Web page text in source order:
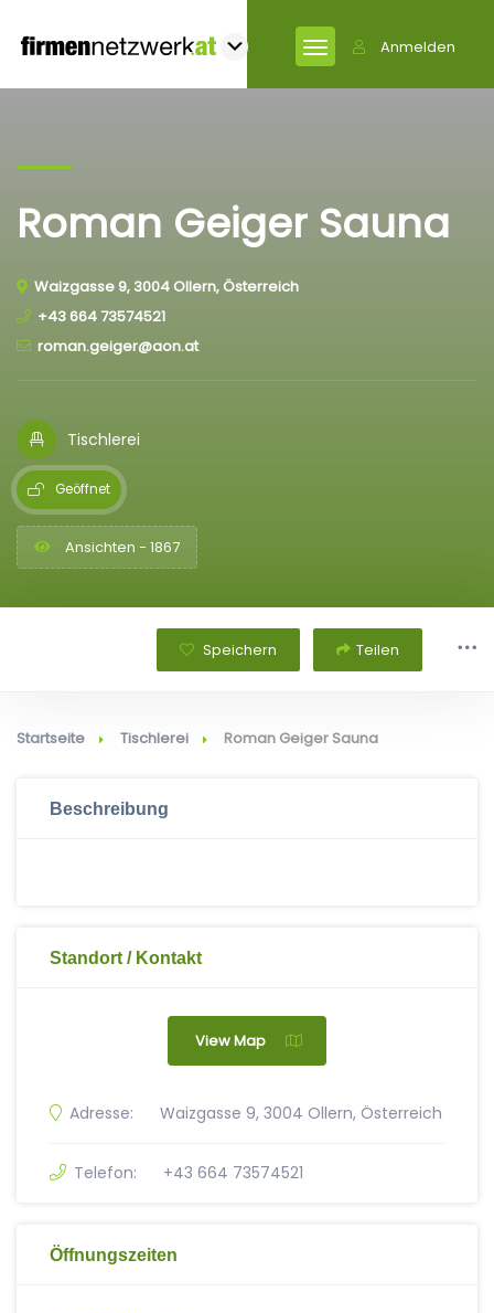
Anmelden
Roman Geiger Sauna
Waizgasse 9, 3004 Ollern, Österreich
+43 664 73574521
roman.geiger@aon.at
Tischlerei
Geöffnet
Ansichten - 1867
Speichern Teilen
Startseite Tischlerei Roman Geiger Sauna
Beschreibung
Standort / Kontakt
View Map
Adresse: Waizgasse 9, 3004 Ollern, Österreich
Telefon: +43 664 73574521
Öffnungszeiten